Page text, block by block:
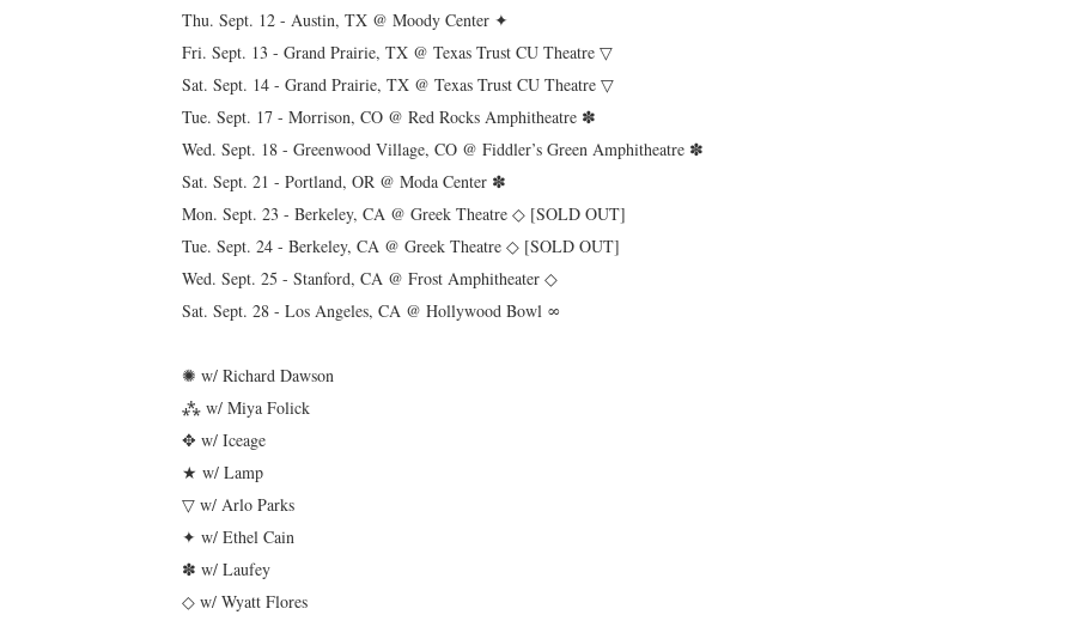
Thu. Sept. 12 - Austin, TX @ Moody Center ✦
Fri. Sept. 13 - Grand Prairie, TX @ Texas Trust CU Theatre ▽
Sat. Sept. 14 - Grand Prairie, TX @ Texas Trust CU Theatre ▽
Tue. Sept. 17 - Morrison, CO @ Red Rocks Amphitheatre ✽
Wed. Sept. 18 - Greenwood Village, CO @ Fiddler’s Green Amphitheatre ✽
Sat. Sept. 21 - Portland, OR @ Moda Center ✽
Mon. Sept. 23 - Berkeley, CA @ Greek Theatre ◇ [SOLD OUT]
Tue. Sept. 24 - Berkeley, CA @ Greek Theatre ◇ [SOLD OUT]
Wed. Sept. 25 - Stanford, CA @ Frost Amphitheater ◇
Sat. Sept. 28 - Los Angeles, CA @ Hollywood Bowl ∞
✺ w/ Richard Dawson
⁂ w/ Miya Folick
✥ w/ Iceage
★ w/ Lamp
▽ w/ Arlo Parks
✦ w/ Ethel Cain
✽ w/ Laufey
◇ w/ Wyatt Flores